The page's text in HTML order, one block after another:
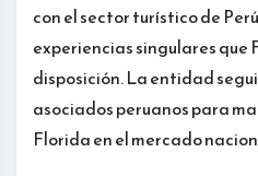
con el sector turístico de
experiencias singulares que
disposición. La entidad
asociados peruanos para
Florida en el mercado